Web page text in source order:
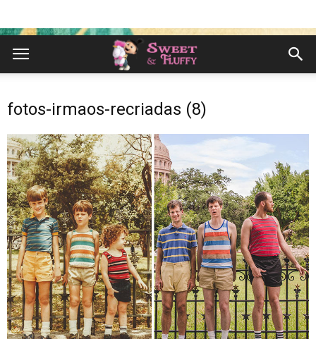
fotos-irmaos-recriadas (8)